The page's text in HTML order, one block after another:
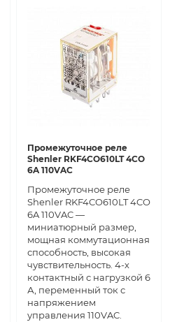
Промежуточное реле
Shenler RKF4CO610LT 4CO
6A 110VAC
Промежуточное реле
Shenler RKF4CO610LT 4CO
6A 110VAC —
миниатюрный размер,
мощная коммутационная
способность, высокая
чувствительность. 4-х
контактный с нагрузкой 6
А, переменный ток с
напряжением
управления 110VAC.